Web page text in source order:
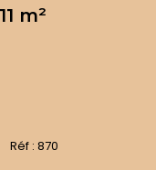
m²
Réf : 870